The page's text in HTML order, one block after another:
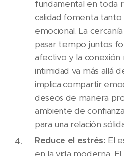
fundamental en toda
calidad fomenta tanto
emocional. La
pasar tiempo juntos
afectivo y la conexión
intimidad va más allá
implica compartir
deseos de manera
ambiente de
para una relación
Reduce el estrés: El
en la vida moderna.